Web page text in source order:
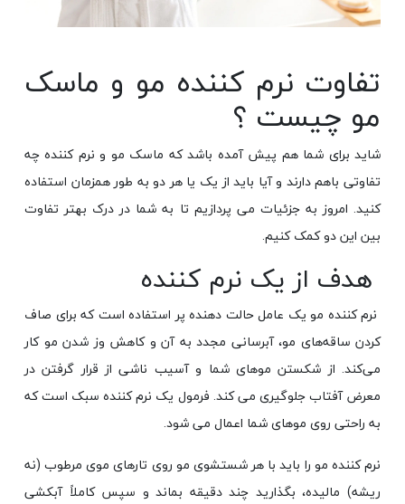
تفاوت نرم کننده مو و ماسک
مو چیست ؟
شاید برای شما هم پیش آمده باشد که ماسک مو و نرم کننده چه
تفاوتی باهم دارند و آیا باید از یک یا هر دو به طور همزمان استفاده
کنید. امروز به جزئیات می پردازیم تا به شما در درک بهتر تفاوت
بین این دو کمک کنیم.
هدف از یک نرم کننده
نرم کننده مو یک عامل حالت دهنده پر استفاده است که برای صاف
کردن ساقه‌های مو، آبرسانی مجدد به آن و کاهش وز شدن مو کار
می‌کند. از شکستن موهای شما و آسیب ناشی از قرار گرفتن در
معرض آفتاب جلوگیری می کند. فرمول یک نرم کننده سبک است که
به راحتی روی موهای شما اعمال می شود.
نرم کننده مو را باید با هر شستشوی مو روی تارهای موی مرطوب (نه
ریشه) مالیده، بگذارید چند دقیقه بماند و سپس کاملاً آبکشی